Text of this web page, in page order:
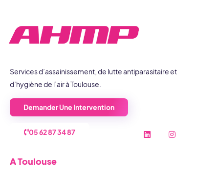
Services d’assainissement, de lutte antiparasitaire et
d’hygiène de l’air à Toulouse.
Demander Une Intervention
A TOULOUSE L
i
I
n
05 62 87 34 87
A Toulouse